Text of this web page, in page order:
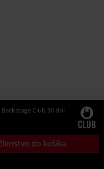
Club 30 dní
do košíka